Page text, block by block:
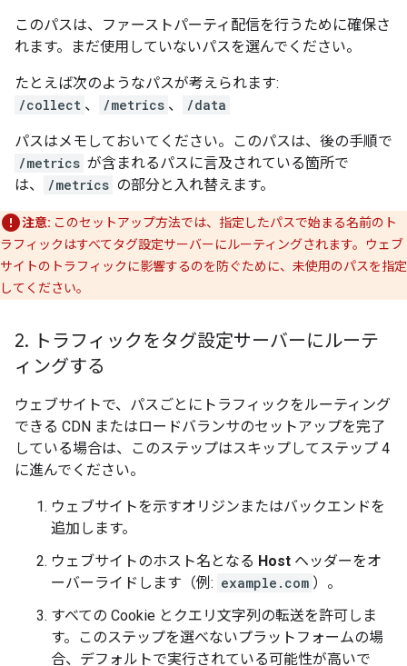
このパスは、ファーストパーティ配信を行うために確保さ
れます。まだ使用していないパスを選んでください。
たとえば次のようなパスが考えられます:
/collect 、 /metrics 、 /data
パスはメモしておいてください。このパスは、後の手順で
/metrics が含まれるパスに言及されている箇所で
は、
/metrics の部分と入れ替えます。
注意: このセットアップ方法では、指定したパスで始まる名前のト
ラフィックはすべてタグ設定サーバーにルーティングされます。ウェブ
サイトのトラフィックに影響するのを防ぐために、未使用のパスを指定
してください。
2. トラフィックをタグ設定サーバーにルーテ
ィングする
ウェブサイトで、パスごとにトラフィックをルーティング
できる CDN またはロードバランサのセットアップを完了
している場合は、このステップはスキップしてステップ 4
に進んでください。
ウェブサイトを示すオリジンまたはバックエンドを
追加します。
ウェブサイトのホスト名となる Host ヘッダーをオ
ーバーライドします（例: example.com ）。
すべての Cookie とクエリ文字列の転送を許可しま
す。このステップを選べないプラットフォームの場
合、デフォルトで実行されている可能性が高いで